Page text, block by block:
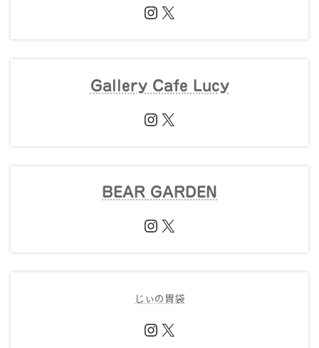
Instagram
X
Gallery Cafe Lucy
Instagram
X
BEAR GARDEN
Instagram
X
じぃの胃袋
Instagram
X